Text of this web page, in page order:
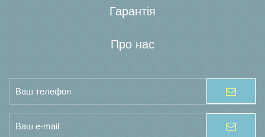
Гарантія
Про нас